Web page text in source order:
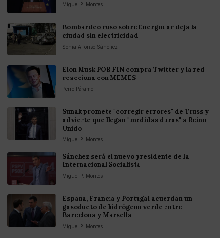
Miguel P. Montes
Bombardeo ruso sobre Energodar deja la
ciudad sin electricidad
Sonia Alfonso Sánchez
Elon Musk POR FIN compra Twitter y la red
reacciona con MEMES
Perro Páramo
Sunak promete "corregir errores" de Truss y
advierte que llegan "medidas duras" a Reino
Unido
Miguel P. Montes
Sánchez será el nuevo presidente de la
Internacional Socialista
Miguel P. Montes
España, Francia y Portugal acuerdan un
gasoducto de hidrógeno verde entre
Barcelona y Marsella
Miguel P. Montes